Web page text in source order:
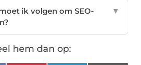
ik volgen om SEO-
▼
hem dan op: